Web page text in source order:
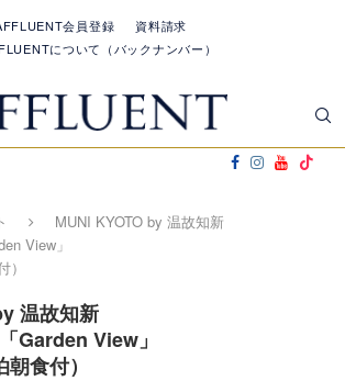
会員登録
資料請求
について（バックナンバー）
MUNI KYOTO by 温故知新
View」
温故知新
Garden View」
食付）